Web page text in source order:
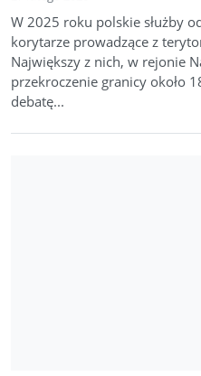
W 2025 roku polskie służby
korytarze prowadzące z
Największy z nich, w rejonie
przekroczenie granicy około
debatę...